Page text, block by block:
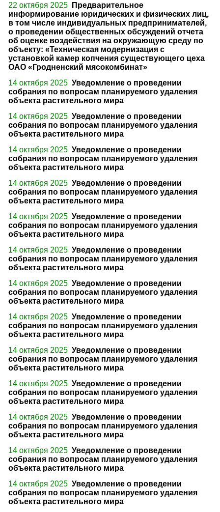
22 октября 2025
Предварительное
информирование юридических и физических лиц,
в том числе индивидуальных предпринимателей,
о проведении общественных обсуждений отчета
об оценке воздействия на окружающую среду по
объекту: «Техническая модернизация с
установкой камер копчения существующего цеха
ОАО «Гродненский мясокомбинат»
14 октября 2025 Уведомление о проведении
собрания по вопросам планируемого удаления
объекта растительного мира
14 октября 2025 Уведомление о проведении
собрания по вопросам планируемого удаления
объекта растительного мира
14 октября 2025 Уведомление о проведении
собрания по вопросам планируемого удаления
объекта растительного мира
14 октября 2025 Уведомление о проведении
собрания по вопросам планируемого удаления
объекта растительного мира
14 октября 2025 Уведомление о проведении
собрания по вопросам планируемого удаления
объекта растительного мира
14 октября 2025 Уведомление о проведении
собрания по вопросам планируемого удаления
объекта растительного мира
14 октября 2025 Уведомление о проведении
собрания по вопросам планируемого удаления
объекта растительного мира
14 октября 2025 Уведомление о проведении
собрания по вопросам планируемого удаления
объекта растительного мира
14 октября 2025 Уведомление о проведении
собрания по вопросам планируемого удаления
объекта растительного мира
14 октября 2025 Уведомление о проведении
собрания по вопросам планируемого удаления
объекта растительного мира
14 октября 2025 Уведомление о проведении
собрания по вопросам планируемого удаления
объекта растительного мира
14 октября 2025 Уведомление о проведении
собрания по вопросам планируемого удаления
объекта растительного мира
14 октября 2025 Уведомление о проведении
собрания по вопросам планируемого удаления
объекта растительного мира